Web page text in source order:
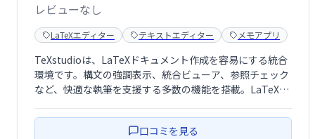
レビューなし
LaTeXエディター テキストエディター メモアプリ
TeXstudioは、LaTeXドキュメント作成を容易にする統合
環境です。構文の強調表示、統合ビューア、参照チェック
など、快適な執筆を支援する多数の機能を搭載。LaTeX初
感的な操作性で、複雑なLaTeXコードの記述もスムーズに
口コミを見る